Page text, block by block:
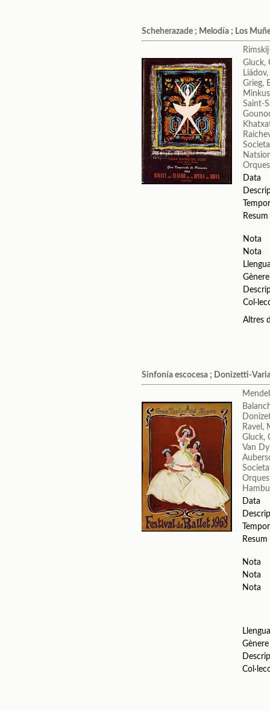
Scheherazade ; Melodía ; Los
Gluck,
Grieg,
Saint-
Data
Resum
Nota
Nota
Gènere
Altres
Sinfonía escocesa ; Donizetti-
Ravel,
Gluck,
Van
Data
Resum
Nota
Nota
Nota
Gènere